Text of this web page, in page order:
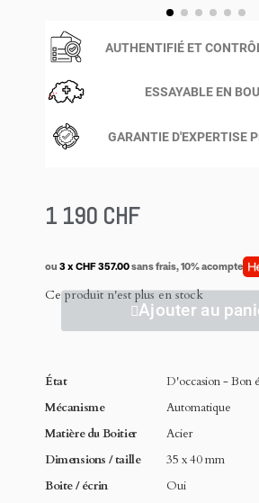
AUTHENTIFIÉ ET
ESSAYABLE EN
GARANTIE D'EXPERTISE
1 190 CHF
ou 3 x CHF 357.00sans frais, 10% acompte
Ce produit n'est plus en stock
Ajouter au
État D'occasion - Bon
Mécanisme
Automatique
Matière du Boitier
Acier
Dimensions / taille
35 x 40 mm
Boite / écrin
Oui